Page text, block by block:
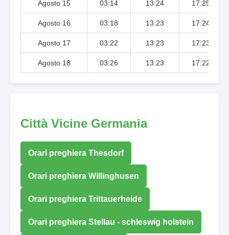
Agosto 15 03:14 13:24 17:25
Agosto 16 03:18 13:23 17:24
Agosto 17 03:22 13:23 17:23
Agosto 18 03:26 13:23 17:22
Città Vicine Germania
Orari preghiera Thesdorf
Orari preghiera Willinghusen
Orari preghiera Trittauerheide
Orari preghiera Stellau - schleswig holstein